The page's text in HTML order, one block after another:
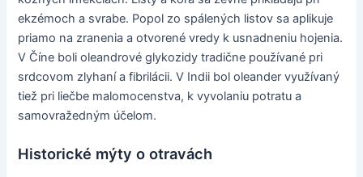
ekzémoch a svrabe. Popol zo spálených listov sa aplikuje
priamo na zranenia a otvorené vredy k usnadneniu hojenia.
V Číne boli oleandrové glykozidy tradične používané pri
srdcovom zlyhaní a fibrilácii. V Indii bol oleander využívaný
tiež pri liečbe malomocenstva, k vyvolaniu potratu a
samovražedným účelom.
Historické mýty o otravách